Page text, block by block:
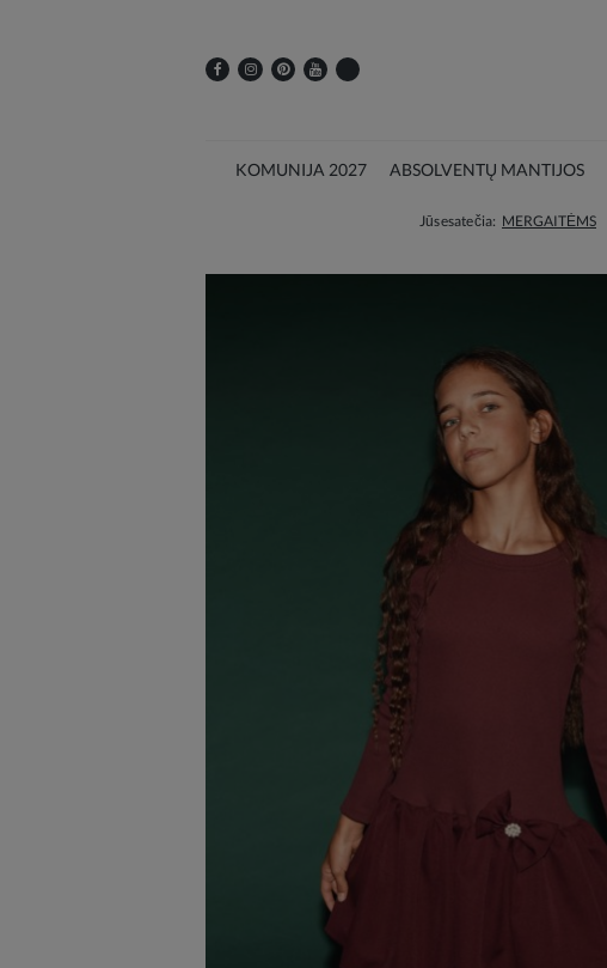
KOMUNIJA 2027 ABSOLVENTŲ MANTIJOS
Jūs esate čia: MERGAITĖMS